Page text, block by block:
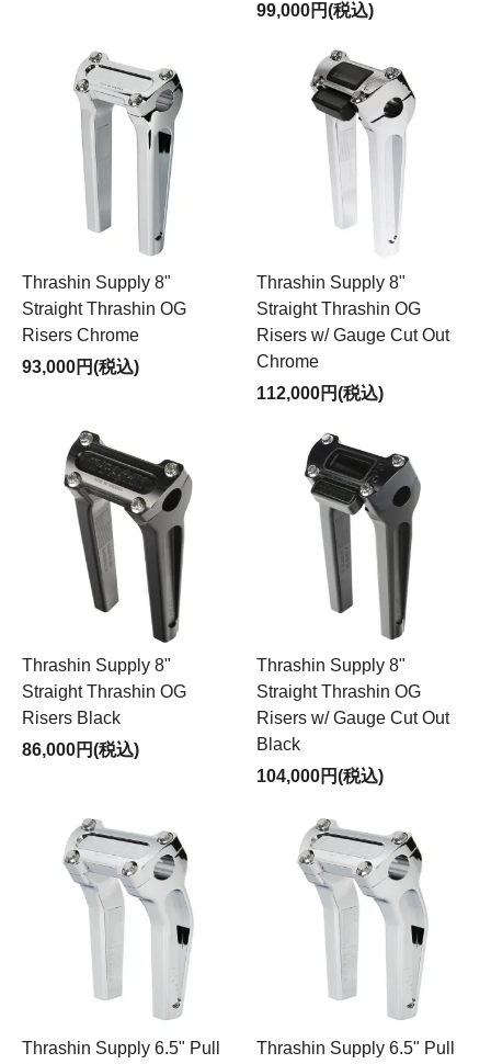
99,000円(税込)
Thrashin Supply 8"
Straight Thrashin OG
Risers Chrome
93,000円(税込)
Thrashin Supply 8"
Straight Thrashin OG
Risers w/ Gauge Cut Out
Chrome
112,000円(税込)
Thrashin Supply 8"
Straight Thrashin OG
Risers Black
86,000円(税込)
Thrashin Supply 8"
Straight Thrashin OG
Risers w/ Gauge Cut Out
Black
104,000円(税込)
Thrashin Supply 6.5" Pull
Thrashin Supply 6.5" Pull